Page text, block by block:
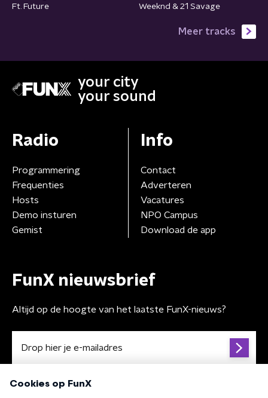
Ft. Future
Weeknd & 21 Savage
Meer tracks
your city
your sound
Radio
Programmering
Frequenties
Hosts
Demo insturen
Gemist
Info
Contact
Adverteren
Vacatures
NPO Campus
Download de app
FunX nieuwsbrief
Altijd op de hoogte van het laatste FunX-nieuws?